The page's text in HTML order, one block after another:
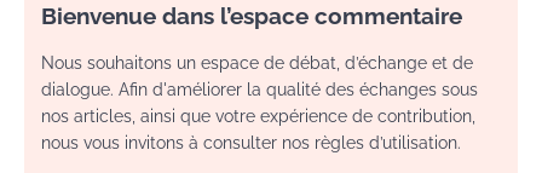
Bienvenue dans l’espace commentaire
Nous souhaitons un espace de débat, d’échange et de
dialogue. Afin d'améliorer la qualité des échanges sous
nos articles, ainsi que votre expérience de contribution,
nous vous invitons à consulter nos règles d’utilisation.